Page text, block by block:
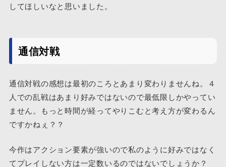
してほしいなと思いました。
通信対戦
通信対戦の感想は最初のころとあまり変わりませんね。４
人での乱戦はあまり好みではないので最低限しかやってい
ません。もっと時間が経ってやりこむと考え方が変わるん
ですかねぇ？？
今作はアクション要素が強いので私のように好みではなく
てプレイしない方は一定数いるのではないでしょうか？